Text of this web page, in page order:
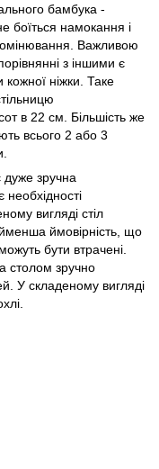
бамбука -
боїться намокання і
Важливою
з іншими є
кожної ніжки. Таке
в 22 см. Більшість же
всього 2 або 3
зручна
необхідності
вигляді стіл
ймовірність, що
бути втрачені.
столом зручно
У складеному вигляді